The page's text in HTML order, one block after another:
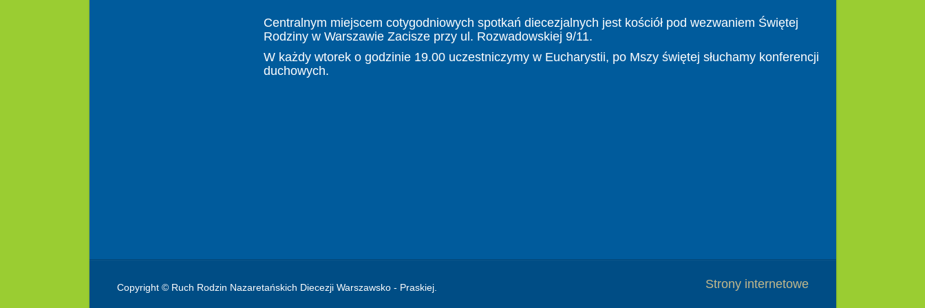
Centralnym miejscem cotygodniowych spotkań diecezjalnych jest kościół pod wezwaniem Świętej
Rodziny w Warszawie Zacisze przy ul. Rozwadowskiej 9/11.
W każdy wtorek o godzinie 19.00 uczestniczymy w Eucharystii, po Mszy świętej słuchamy konferencji
duchowych.
Copyright © Ruch Rodzin Nazaretańskich Diecezji Warszawsko - Praskiej. Strony internetowe